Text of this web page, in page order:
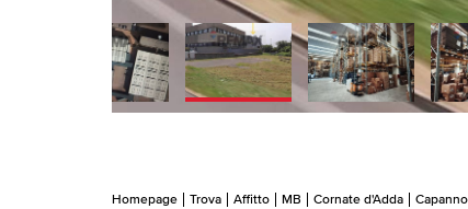
Homepage Trova Affitto MB Cornate d'Adda